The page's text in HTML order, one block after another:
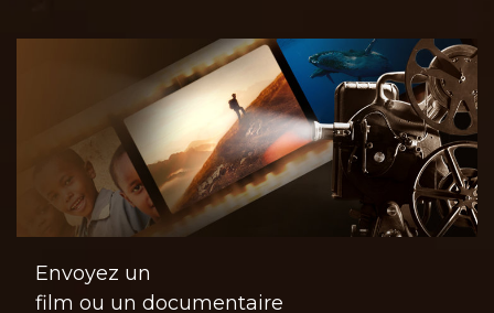
Envoyez un
film ou un documentaire